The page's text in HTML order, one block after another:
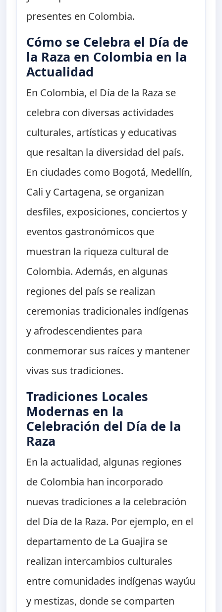
presentes en Colombia.
Cómo se Celebra el Día de
la Raza en Colombia en la
Actualidad
En Colombia, el Día de la Raza se
celebra con diversas actividades
culturales, artísticas y educativas
que resaltan la diversidad del país.
En ciudades como Bogotá, Medellín,
Cali y Cartagena, se organizan
desfiles, exposiciones, conciertos y
eventos gastronómicos que
muestran la riqueza cultural de
Colombia. Además, en algunas
regiones del país se realizan
ceremonias tradicionales indígenas
y afrodescendientes para
conmemorar sus raíces y mantener
vivas sus tradiciones.
Tradiciones Locales
Modernas en la
Celebración del Día de la
Raza
En la actualidad, algunas regiones
de Colombia han incorporado
nuevas tradiciones a la celebración
del Día de la Raza. Por ejemplo, en el
departamento de La Guajira se
realizan intercambios culturales
entre comunidades indígenas wayúu
y mestizas, donde se comparten